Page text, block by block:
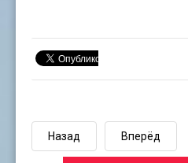
Назад Вперёд